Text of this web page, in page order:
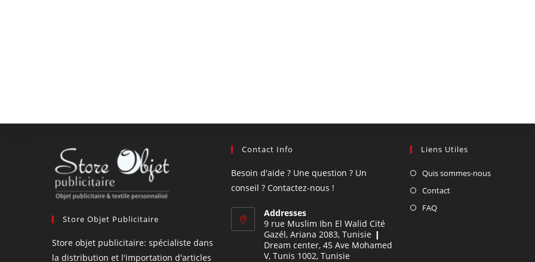
Store Objet Publicitaire
Store objet publicitaire: spécialiste dans
la distribution et l'importation d'articles
Contact Info
Besoin d'aide ? Une question ? Un
conseil ? Contactez-nous !
Addresses
9 rue Muslim Ibn El Walid Cité
Gazél, Ariana 2083, Tunisie ❙
Dream center, 45 Ave Mohamed
V, Tunis 1002, Tunisie
Liens Utiles
Quis sommes-nous
Contact
FAQ